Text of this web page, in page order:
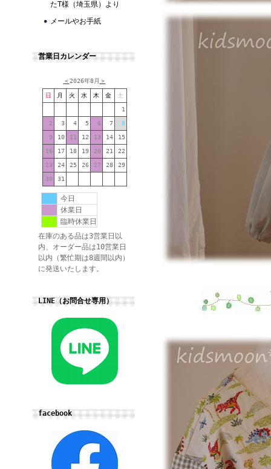
たT様（埼玉県）より
メールやお手紙
営業日カレンダー
＜2026年8月 ＞
日 月 火 水 木 金 土
1
2 3 4 5 6 7 8
9 10 11 12 13 14 15
16 17 18 19 20 21 22
23 24 25 26 27 28 29
30 31
今日
休業日
臨時休業日
在庫のある品は3営業日以
内、オーダー品は10営業日
以内（繁忙期は8週間以内）
に発送いたします。
LINE（お問合せ専用）
facebook